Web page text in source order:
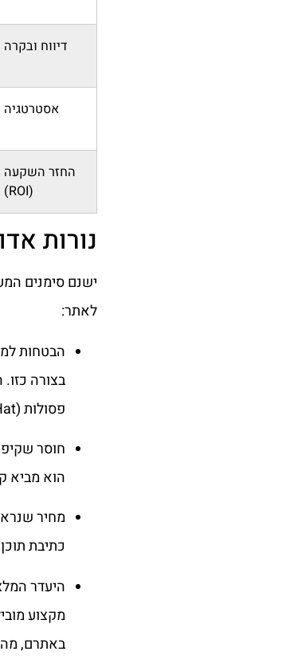
דיווח ובקרה
אסטרטגיה
החזר השקעה
(ROI)
נורות
ישנם סימנים
לאתר:
הבטחות
בצורה
פסולות (Black Hat).
חוסר
הוא מביא
כתיבת
היעדר
מקצוע
באתרם, מה